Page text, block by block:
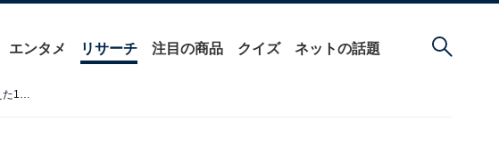
エンタメ リサーチ 注目の商品 クイズ ネットの話題
「山の幸を中心に……」グルメも楽しめる“秋田県の温泉地”ランキング！ 2位「男鹿温泉郷」を抑えた1位は？【2026年調査】